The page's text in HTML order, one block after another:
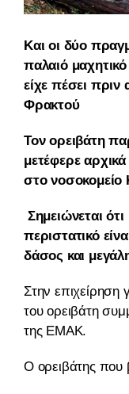
Και οι δύο
παλαιό
είχε πέσει
Φρακτού
Τον ορειβάτη
μετέφερε
στο νοσοκομείο
Σημειώνεται
περιστατικό
δάσος και
Στην επιχείρηση
του ορειβάτη
της ΕΜΑΚ.
Ο ορειβάτης που